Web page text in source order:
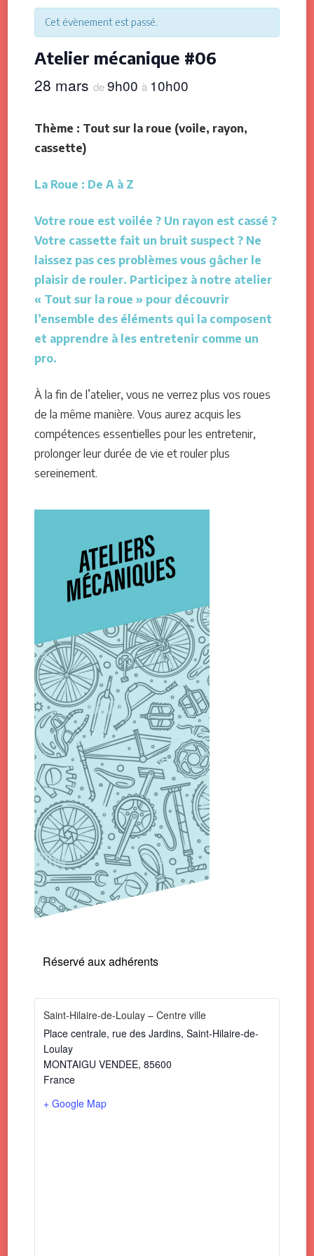
Cet évènement est passé.
Atelier mécanique #06
28 mars de9h00 à 10h00
Thème : Tout sur la roue (voile, rayon,
cassette)
La Roue : De A à Z
Votre roue est voilée ? Un rayon est cassé ?
Votre cassette fait un bruit suspect ? Ne
laissez pas ces problèmes vous gâcher le
plaisir de rouler. Participez à notre atelier
« Tout sur la roue » pour découvrir
l’ensemble des éléments qui la composent
et apprendre à les entretenir comme un
pro.
À la fin de l’atelier, vous ne verrez plus vos roues
de la même manière. Vous aurez acquis les
compétences essentielles pour les entretenir,
prolonger leur durée de vie et rouler plus
sereinement.
Réservé aux adhérents
Saint-Hilaire-de-Loulay – Centre ville
Place centrale, rue des Jardins, Saint-Hilaire-de-
Loulay
MONTAIGU VENDEE, 85600
France
+ Google Map